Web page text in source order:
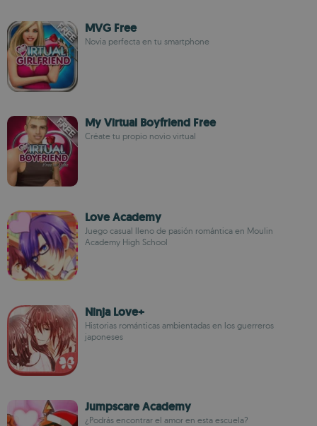
MVG Free
Novia perfecta en tu smartphone
My Virtual Boyfriend Free
Créate tu propio novio virtual
Love Academy
Juego casual lleno de pasión romántica en Moulin
Academy High School
Ninja Love+
Historias románticas ambientadas en los guerreros
japoneses
Jumpscare Academy
¿Podrás encontrar el amor en esta escuela?